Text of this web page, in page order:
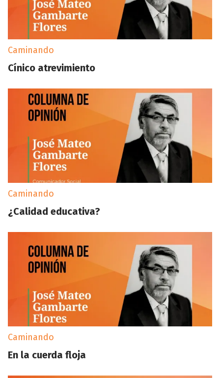
Caminando
Cínico atrevimiento
Caminando
¿Calidad educativa?
Caminando
En la cuerda floja